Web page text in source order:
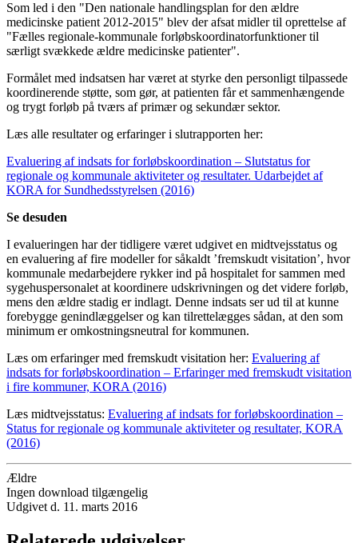
Som led i den "Den nationale handlingsplan for den ældre
medicinske patient 2012-2015" blev der afsat midler til oprettelse af
"Fælles regionale-kommunale forløbskoordinatorfunktioner til
særligt svækkede ældre medicinske patienter".
Formålet med indsatsen har været at styrke den personligt tilpassede
koordinerende støtte, som gør, at patienten får et sammenhængende
og trygt forløb på tværs af primær og sekundær sektor.
Læs alle resultater og erfaringer i slutrapporten her:
Evaluering af indsats for forløbskoordination – Slutstatus for
regionale og kommunale aktiviteter og resultater. Udarbejdet af
KORA for Sundhedsstyrelsen (2016)
Se desuden
I evalueringen har der tidligere været udgivet en midtvejsstatus og
en evaluering af fire modeller for såkaldt ’fremskudt visitation’, hvor
kommunale medarbejdere rykker ind på hospitalet for sammen med
sygehuspersonalet at koordinere udskrivningen og det videre forløb,
mens den ældre stadig er indlagt. Denne indsats ser ud til at kunne
forebygge genindlæggelser og kan tilrettelægges sådan, at den som
minimum er omkostningsneutral for kommunen.
Læs om erfaringer med fremskudt visitation her: Evaluering af
indsats for forløbskoordination – Erfaringer med fremskudt visitation
i fire kommuner, KORA (2016)
Læs midtvejsstatus: Evaluering af indsats for forløbskoordination –
Status for regionale og kommunale aktiviteter og resultater, KORA
(2016)
Ældre
Ingen download tilgængelig
Udgivet d. 11. marts 2016